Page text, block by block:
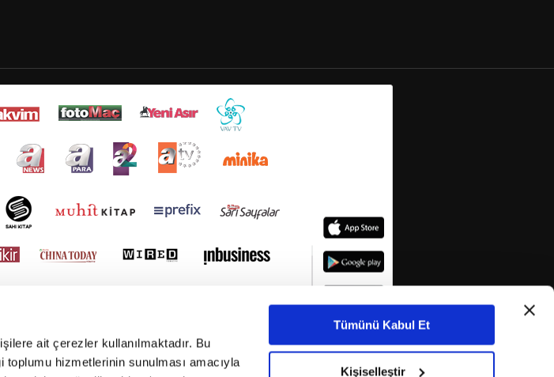
ait çerezler kullanılmaktadır. Bu
hizmetlerinin sunulması amacıyla
Tümünü Kabul Et
Kişiselleştir